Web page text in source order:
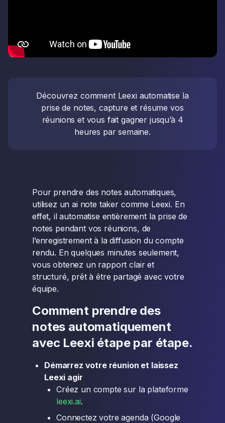
Découvrez comment Leexi automatise la
prise de notes, capture et résume vos
réunions et vous fait gagner jusqu’à 4
heures par semaine.
Pour prendre des notes automatiques,
utilisez un ai note taker comme Leexi. En
effet, il automatise entièrement la prise de
notes pendant vos réunions, de
l’enregistrement à la diffusion du compte
rendu. En quelques minutes seulement,
vous obtenez un rapport clair et
structuré, prêt à être partagé avec votre
équipe.
Comment prendre des
notes automatiquement
avec Leexi étape par étape.
Démarrez votre réunion et laissez
Leexi agir
Créez un compte sur la plateforme
leexi.ai.
Connectez votre agenda (Google